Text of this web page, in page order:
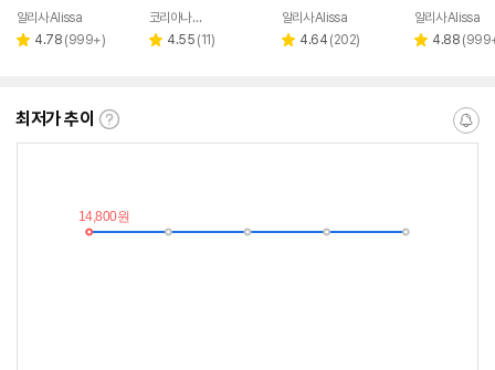
알리사 Alissa
별 4.78 리
(999+)
코리아나 용접기
별 4.55 리
(11)
알리사 Alissa
별 4.64 리
(202)
알리사 Alissa
별 4.88 리
(
최저가 추이
최
이
란?
알